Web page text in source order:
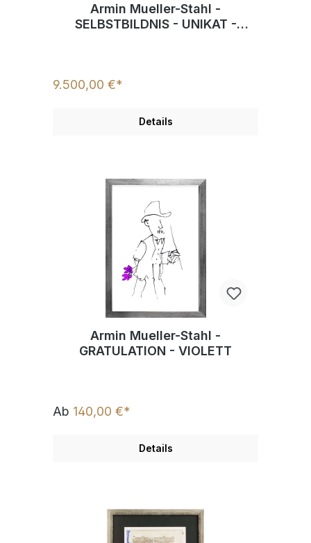
Armin Mueller-Stahl -
SELBSTBILDNIS - UNIKAT -
9.500,00 €*
Details
Armin Mueller-Stahl -
GRATULATION - VIOLETT
Ab 140,00 €*
Details